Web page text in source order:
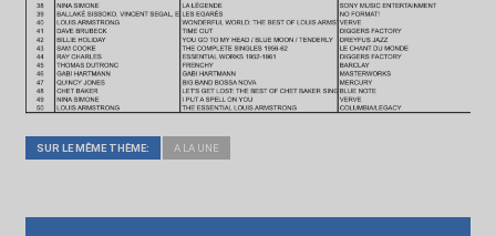
SUR LE MÊME THÈME: A LA UNE